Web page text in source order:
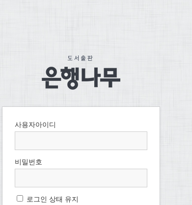
사용자아이디
비밀번호
로그인 상태 유지